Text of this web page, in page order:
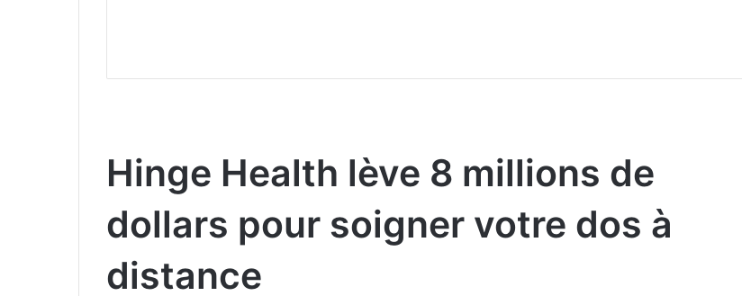
Hinge Health lève 8 millions de
dollars pour soigner votre dos à
distance